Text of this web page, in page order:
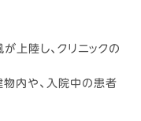
上陸し、クリニックの
物内や、入院中の患者